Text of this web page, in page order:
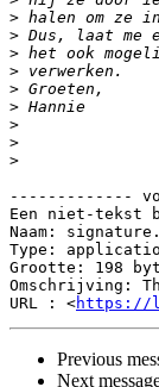
>
>
>
>
>
>
>
>
>
-------------
Een niet-tekst
Naam:
Type:
Grootte: 198
Omschrijving:
URL : <https://
Previous
Next